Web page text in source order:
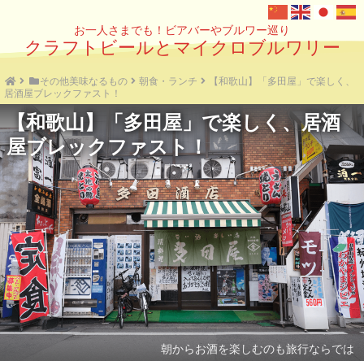
お一人さまでも！ビアバーやブルワー巡り
クラフトビールとマイクロブルワリー
その他美味なるもの 朝食・ランチ
【和歌山】「多田屋」で楽しく、
居酒屋ブレックファスト！
【和歌山】「多田屋」で楽しく、居酒
屋ブレックファスト！
朝からお酒を楽しむのも旅行ならでは